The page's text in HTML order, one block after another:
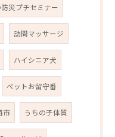
災プチセミナー
訪問マッサージ
ハイシニア犬
ペットお留守番
市 うちの子体質